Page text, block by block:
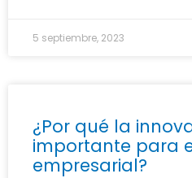
5 septiembre, 2023
¿Por qué la
importante para
empresarial?